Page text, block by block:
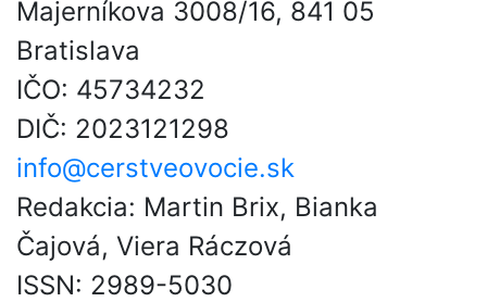
Majerníkova 3008/16, 841 05
Bratislava
IČO: 45734232
DIČ: 2023121298
info@cerstveovocie.sk
Redakcia: Martin Brix, Bianka
Čajová, Viera Ráczová
ISSN: 2989-5030